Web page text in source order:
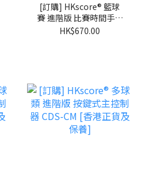
[訂購] HKscore® 籃球
賽 進階版 比賽時間手掣
CDS-CT [香港正貨及保HK$670.00